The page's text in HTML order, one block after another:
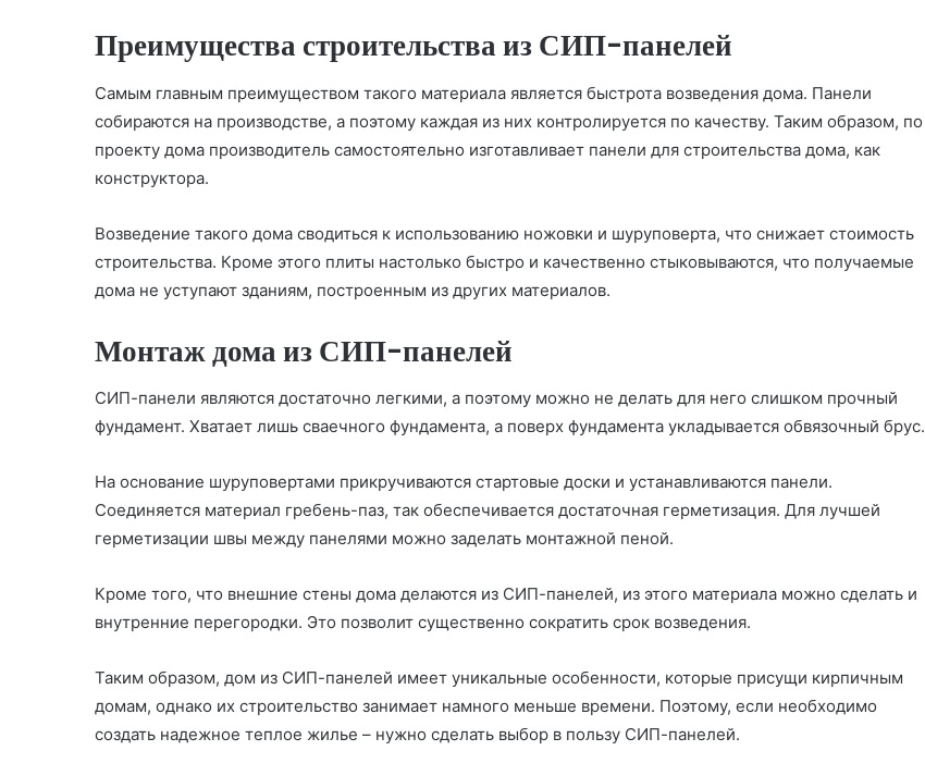
Преимущества строительства из СИП-панелей
Самым главным преимуществом такого материала является быстрота возведения дома. Панели
собираются на производстве, а поэтому каждая из них контролируется по качеству. Таким образом, по
проекту дома производитель самостоятельно изготавливает панели для строительства дома, как
конструктора.
Возведение такого дома сводиться к использованию ножовки и шуруповерта, что снижает стоимость
строительства. Кроме этого плиты настолько быстро и качественно стыковываются, что получаемые
дома не уступают зданиям, построенным из других материалов.
Монтаж дома из СИП-панелей
СИП-панели являются достаточно легкими, а поэтому можно не делать для него слишком прочный
фундамент. Хватает лишь сваечного фундамента, а поверх фундамента укладывается обвязочный брус.
На основание шуруповертами прикручиваются стартовые доски и устанавливаются панели.
Соединяется материал гребень-паз, так обеспечивается достаточная герметизация. Для лучшей
герметизации швы между панелями можно заделать монтажной пеной.
Кроме того, что внешние стены дома делаются из СИП-панелей, из этого материала можно сделать и
внутренние перегородки. Это позволит существенно сократить срок возведения.
Таким образом, дом из СИП-панелей имеет уникальные особенности, которые присущи кирпичным
домам, однако их строительство занимает намного меньше времени. Поэтому, если необходимо
создать надежное теплое жилье – нужно сделать выбор в пользу СИП-панелей.